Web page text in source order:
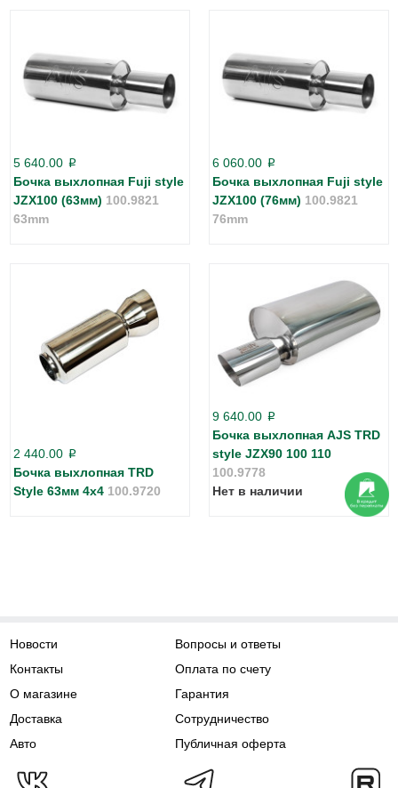
5 640.00 p
Бочка выхлопная Fuji style
JZX100 (63мм) 100.9821
63mm
6 060.00 p
Бочка выхлопная Fuji style
JZX100 (76мм) 100.9821
76mm
2 440.00 p
Бочка выхлопная TRD
Style 63мм 4x4 100.9720
9 640.00 p
Бочка выхлопная AJS TRD
style JZX90 100 110
100.9778
Нет в наличии
Новости
Контакты
О магазине
Доставка
Авто
Вопросы и ответы
Оплата по счету
Гарантия
Сотрудничество
Публичная оферта